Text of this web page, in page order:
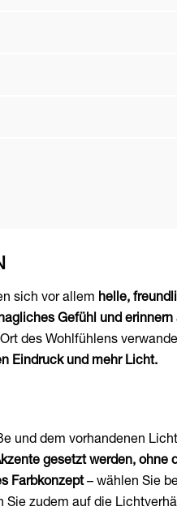
sich vor allem helle,
Gefühl und
des Wohlfühlens
Eindruck und mehr Licht.
und dem vorhandenen
gesetzt werden, ohne
Farbkonzept– wählen Sie
Sie zudem auf die